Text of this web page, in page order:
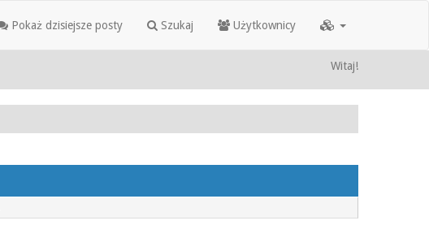
Pokaż dzisiejsze posty Szukaj Użytkownicy
Witaj!